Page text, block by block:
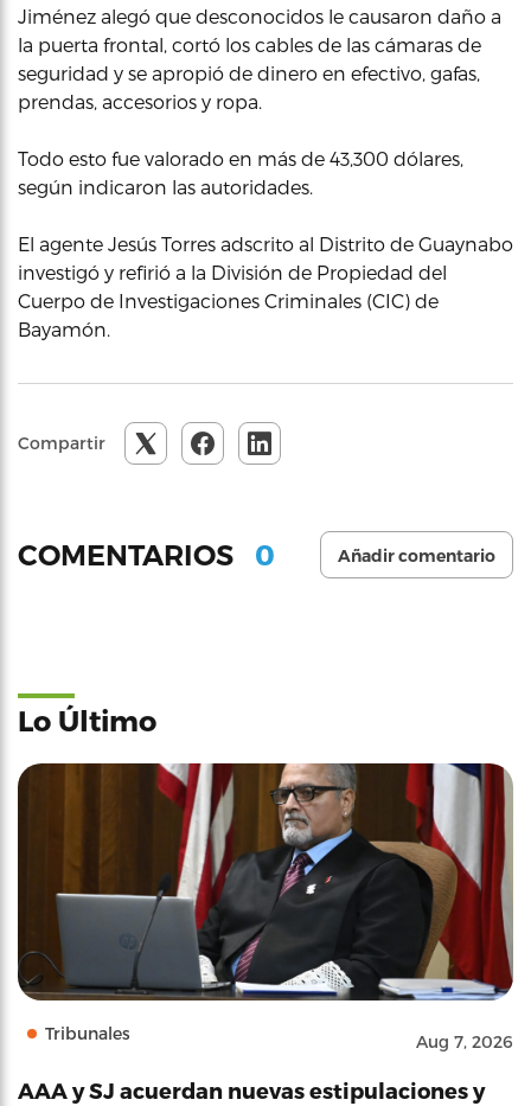
Jiménez alegó que desconocidos le causaron daño a
la puerta frontal, cortó los cables de las cámaras de
seguridad y se apropió de dinero en efectivo, gafas,
prendas, accesorios y ropa.
Todo esto fue valorado en más de 43,300 dólares,
según indicaron las autoridades.
El agente Jesús Torres adscrito al Distrito de Guaynabo
investigó y refirió a la División de Propiedad del
Cuerpo de Investigaciones Criminales (CIC) de
Bayamón.
Compartir
COMENTARIOS 0 Añadir comentario
Lo Último
Tribunales Aug 7, 2026
AAA y SJ acuerdan nuevas estipulaciones y